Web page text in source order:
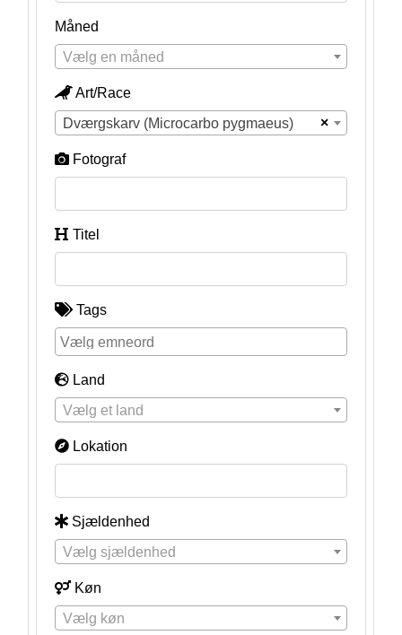
Måned
Vælg en måned
Art/Race
×
Dværgskarv (Microcarbo pygmaeus)
Fotograf
Titel
Tags
Land
Vælg et land
Lokation
Sjældenhed
Vælg sjældenhed
Køn
Vælg køn